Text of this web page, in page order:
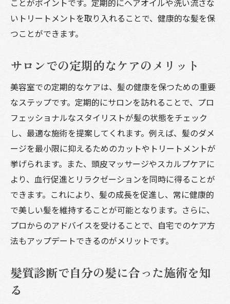
ことがポイントです。定期的にヘアオイルや洗い流さな
いトリートメントを取り入れることで、健康的な髪を保
つことができます。
サロンでの定期的なケアのメリット
美容室での定期的なケアは、髪の健康を保つための重要
なステップです。定期的にサロンを訪れることで、プロ
フェッショナルなスタイリストが髪の状態をチェック
し、最適な施術を提案してくれます。例えば、髪のダメ
ージを最小限に抑えるためのカットやトリートメントが
挙げられます。また、頭皮マッサージやスカルプケアに
より、血行促進とリラクゼーションを同時に得ることが
できます。これにより、髪の成長を促進し、常に健康的
で美しい髪を維持することが可能となります。さらに、
プロからのアドバイスを受けることで、自宅でのケア方
法もアップデートできるのがメリットです。
髪質診断で自分の髪に合った施術を知
る